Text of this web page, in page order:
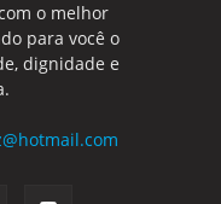
o melhor
para você o
dignidade e